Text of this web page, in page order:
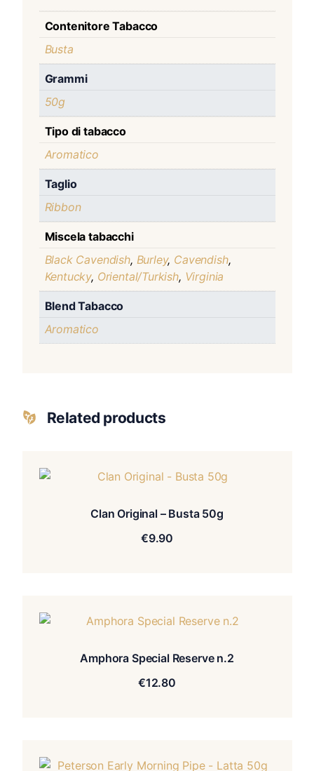
Contenitore Tabacco
Busta
Grammi
50g
Tipo di tabacco
Aromatico
Taglio
Ribbon
Miscela tabacchi
Black Cavendish, Burley, Cavendish,
Kentucky, Oriental/Turkish, Virginia
Blend Tabacco
Aromatico
Related products
Clan Original – Busta 50g
€9.90
Amphora Special Reserve n.2
€12.80